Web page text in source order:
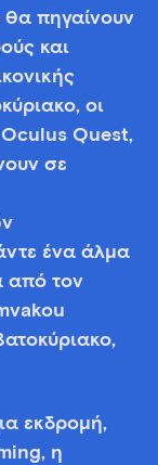
θα πηγαίνουν
και
οι
Quest,
σε
ένα άλμα
από τον
εκδρομή,
η